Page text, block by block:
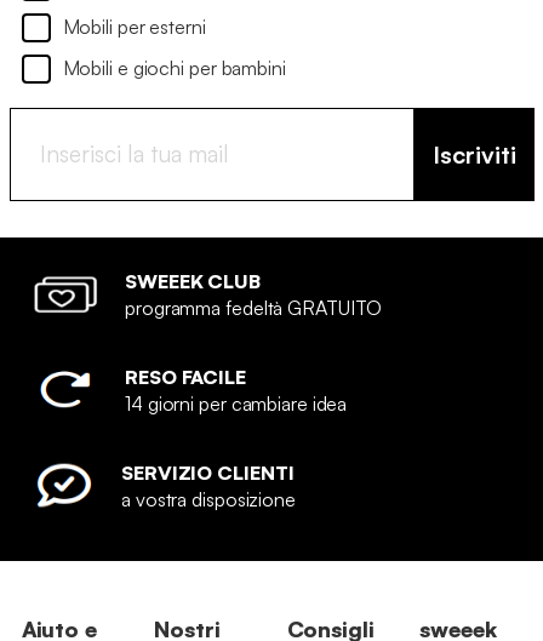
Mobili per esterni
Mobili e giochi per bambini
Iscriviti
SWEEEK CLUB
programma fedeltà GRATUITO
RESO FACILE
14 giorni per cambiare idea
SERVIZIO CLIENTI
a vostra disposizione
Aiuto e
Nostri
Consigli sweeek